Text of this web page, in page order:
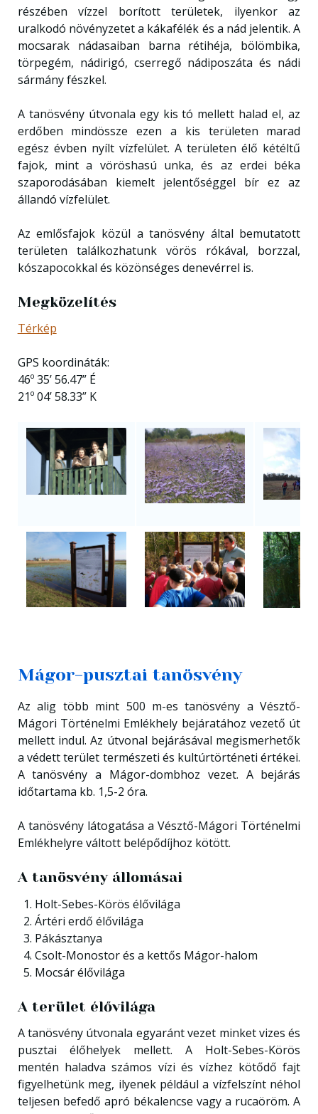
részében vízzel borított területek, ilyenkor az
uralkodó növényzetet a kákafélék és a nád jelentik. A
mocsarak nádasaiban barna rétihéja, bölömbika,
törpegém, nádirigó, cserregő nádiposzáta és nádi
sármány fészkel.
A tanösvény útvonala egy kis tó mellett halad el, az
erdőben mindössze ezen a kis területen marad
egész évben nyílt vízfelület. A területen élő kétéltű
fajok, mint a vöröshasú unka, és az erdei béka
szaporodásában kiemelt jelentőséggel bír ez az
állandó vízfelület.
Az emlősfajok közül a tanösvény által bemutatott
területen találkozhatunk vörös rókával, borzzal,
kószapocokkal és közönséges denevérrel is.
Megközelítés
Térkép
GPS koordináták:
46º 35’ 56.47” É
21º 04’ 58.33” K
Mágor-pusztai tanösvény
Az alig több mint 500 m-es tanösvény a Vésztő-
Mágori Történelmi Emlékhely bejáratához vezető út
mellett indul. Az útvonal bejárásával megismerhetők
a védett terület természeti és kultúrtörténeti értékei.
A tanösvény a Mágor-dombhoz vezet. A bejárás
időtartama kb. 1,5-2 óra.
A tanösvény látogatása a Vésztő-Mágori Történelmi
Emlékhelyre váltott belépődíjhoz kötött.
A tanösvény állomásai
Holt-Sebes-Körös élővilága
Ártéri erdő élővilága
Pákásztanya
Csolt-Monostor és a kettős Mágor-halom
Mocsár élővilága
A terület élővilága
A tanösvény útvonala egyaránt vezet minket vizes és
pusztai élőhelyek mellett. A Holt-Sebes-Körös
mentén haladva számos vízi és vízhez kötődő fajt
figyelhetünk meg, ilyenek például a vízfelszínt néhol
teljesen befedő apró békalencse vagy a rucaöröm. A